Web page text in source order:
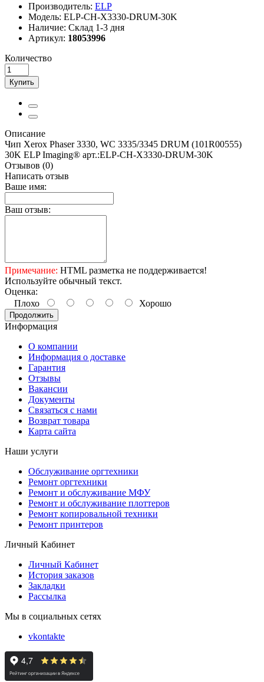
Производитель: ELP
Модель: ELP-CH-X3330-DRUM-30K
Наличие: Склад 1-3 дня
Артикул: 18053996
Количество
Купить
Описание
Чип Xerox Phaser 3330, WC 3335/3345 DRUM (101R00555)
30K ELP Imaging® арт.:ELP-CH-X3330-DRUM-30K
Отзывов (0)
Написать отзыв
Ваше имя:
Ваш отзыв:
Примечание: HTML разметка не поддерживается!
Используйте обычный текст.
Оценка:
Плохо
Хорошо
Продолжить
Информация
О компании
Информация о доставке
Гарантия
Отзывы
Вакансии
Документы
Связаться с нами
Возврат товара
Карта сайта
Наши услуги
Обслуживание оргтехники
Ремонт оргтехники
Ремонт и обслуживание МФУ
Ремонт и обслуживание плоттеров
Ремонт копировальной техники
Ремонт принтеров
Личный Кабинет
Личный Кабинет
История заказов
Закладки
Рассылка
Мы в социальных сетях
vkontakte